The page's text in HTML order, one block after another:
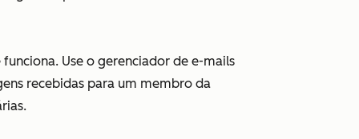
Use o gerenciador de e-mails
recebidas para um membro da